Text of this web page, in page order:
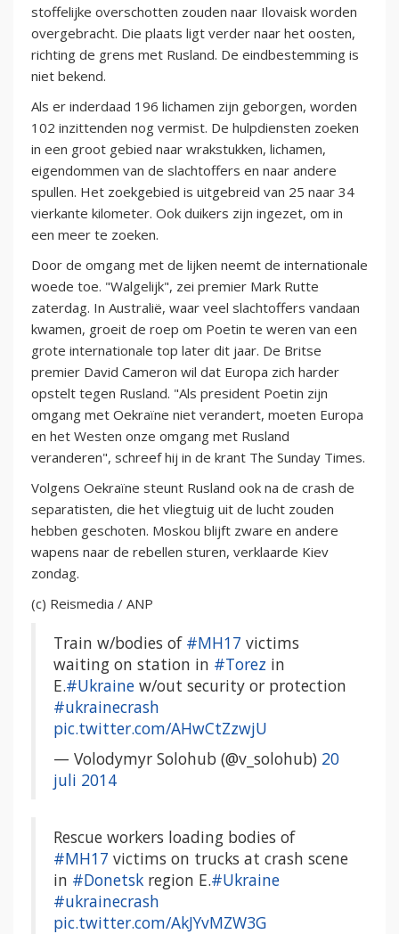
stoffelijke overschotten zouden naar Ilovaisk worden
overgebracht. Die plaats ligt verder naar het oosten,
richting de grens met Rusland. De eindbestemming is
niet bekend.
Als er inderdaad 196 lichamen zijn geborgen, worden
102 inzittenden nog vermist. De hulpdiensten zoeken
in een groot gebied naar wrakstukken, lichamen,
eigendommen van de slachtoffers en naar andere
spullen. Het zoekgebied is uitgebreid van 25 naar 34
vierkante kilometer. Ook duikers zijn ingezet, om in
een meer te zoeken.
Door de omgang met de lijken neemt de internationale
woede toe. "Walgelijk", zei premier Mark Rutte
zaterdag. In Australië, waar veel slachtoffers vandaan
kwamen, groeit de roep om Poetin te weren van een
grote internationale top later dit jaar. De Britse
premier David Cameron wil dat Europa zich harder
opstelt tegen Rusland. "Als president Poetin zijn
omgang met Oekraïne niet verandert, moeten Europa
en het Westen onze omgang met Rusland
veranderen", schreef hij in de krant The Sunday Times.
Volgens Oekraïne steunt Rusland ook na de crash de
separatisten, die het vliegtuig uit de lucht zouden
hebben geschoten. Moskou blijft zware en andere
wapens naar de rebellen sturen, verklaarde Kiev
zondag.
(c) Reismedia / ANP
Train w/bodies of #MH17 victims
waiting on station in #Torez in
E.#Ukraine w/out security or protection
#ukrainecrash
pic.twitter.com/AHwCtZzwjU
— Volodymyr Solohub (@v_solohub) 20
juli 2014
Rescue workers loading bodies of
#MH17 victims on trucks at crash scene
in #Donetsk region E.#Ukraine
#ukrainecrash
pic.twitter.com/AkJYvMZW3G